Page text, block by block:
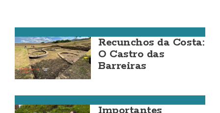
Recunchos da Costa:
O Castro das
Barreiras